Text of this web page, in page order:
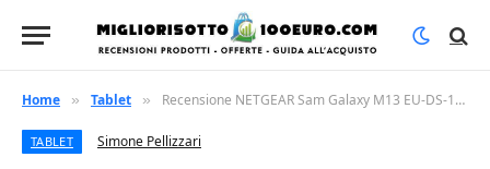
Home » Tablet » Recensione NETGEAR Sam Galaxy M13 EU-DS-128-4-5G-gn
TABLET Simone Pellizzari